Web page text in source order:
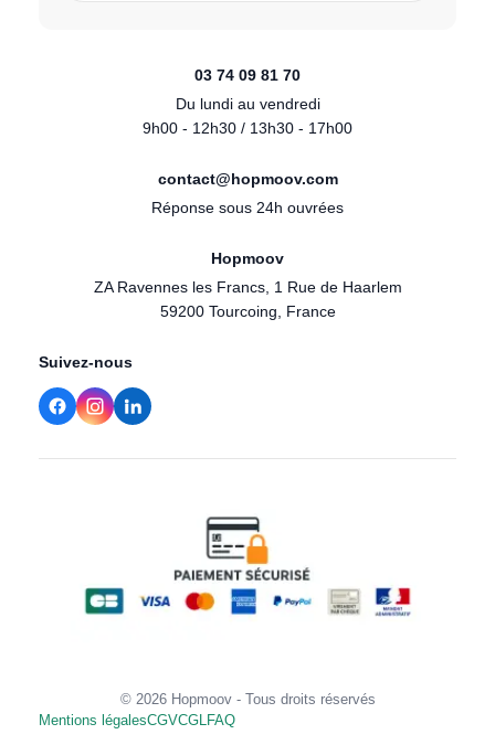
03 74 09 81 70
Du lundi au vendredi
9h00 - 12h30 / 13h30 - 17h00
contact@hopmoov.com
Réponse sous 24h ouvrées
Hopmoov
ZA Ravennes les Francs, 1 Rue de Haarlem
59200 Tourcoing, France
Suivez-nous
© 2026 Hopmoov - Tous droits réservés
Mentions légalesCGVCGL FAQ